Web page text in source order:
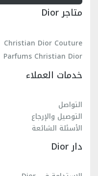
متاجر Dior
Christian Dior Couture
Parfums Christian Dior
خدمات العملاء
التواصل
التوصيل والإرجاع
الأسئلة الشائعة
دار Dior